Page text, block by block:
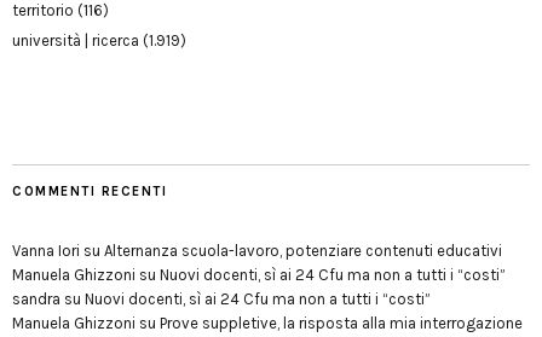
territorio (116)
università | ricerca (1.919)
COMMENTI RECENTI
Vanna Iori su Alternanza scuola-lavoro, potenziare contenuti educativi
Manuela Ghizzoni su Nuovi docenti, sì ai 24 Cfu ma non a tutti i “costi”
sandra su Nuovi docenti, sì ai 24 Cfu ma non a tutti i “costi”
Manuela Ghizzoni su Prove suppletive, la risposta alla mia interrogazione